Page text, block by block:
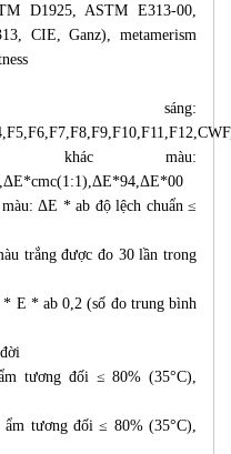
D1925, ASTM E313-00,
CIE, Ganz), metamerism
sáng:
khác màu:
ΔE * ab độ lệch chuẩn ≤
trắng được đo 30 lần trong
E * ab 0,2 (số đo trung bình
tương đối ≤ 80% (35°C),
tương đối ≤ 80% (35°C),